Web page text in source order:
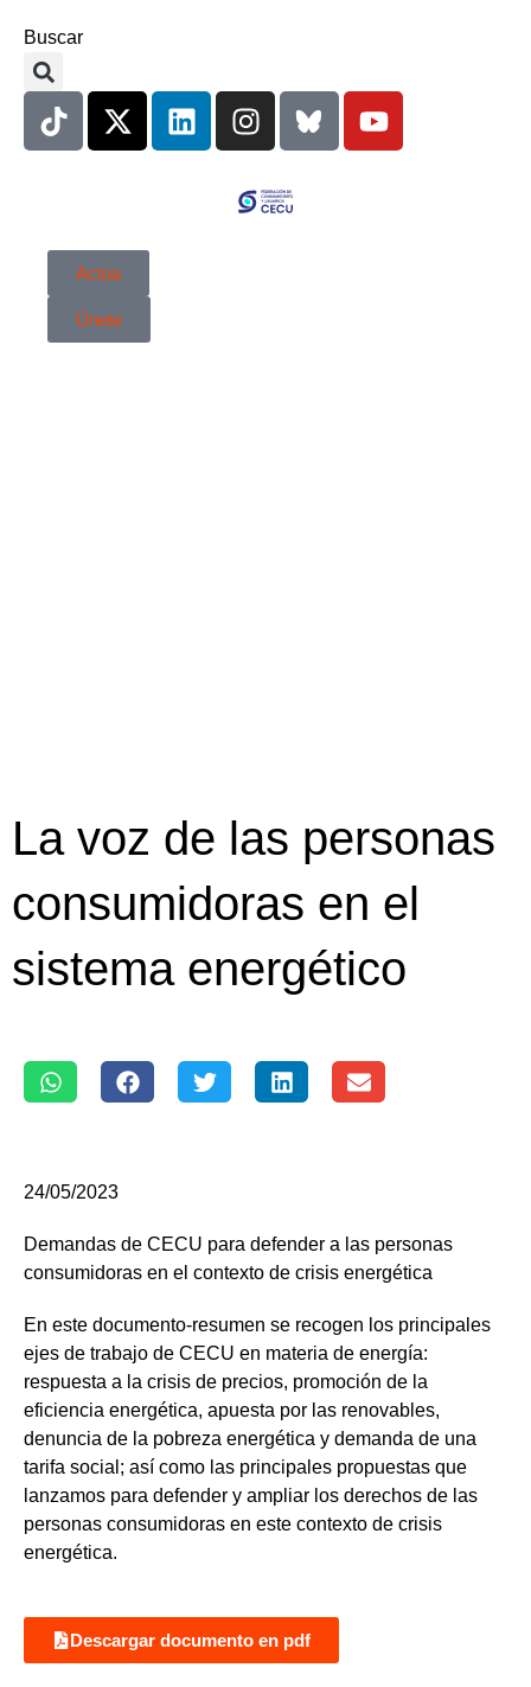
Buscar
Actúa
Únete
La voz de las personas
consumidoras en el
sistema energético
24/05/2023
Demandas de CECU para defender a las personas
consumidoras en el contexto de crisis energética
En este documento-resumen se recogen los principales
ejes de trabajo de CECU en materia de energía:
respuesta a la crisis de precios, promoción de la
eficiencia energética, apuesta por las renovables,
denuncia de la pobreza energética y demanda de una
tarifa social; así como las principales propuestas que
lanzamos para defender y ampliar los derechos de las
personas consumidoras en este contexto de crisis
energética.
Descargar documento en pdf